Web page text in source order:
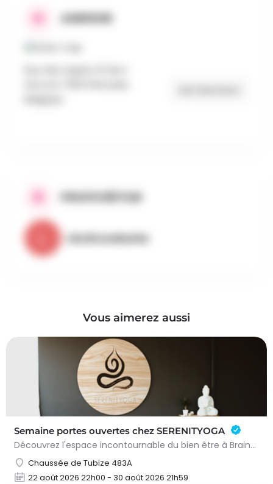
ADRESSE
PROPOSÉ PAR
Léa Brunebarbe
Vous aimerez aussi
Semaine portes ouvertes chez SERENITYOGA
Découvrez l'espace incontournable du bien être à Braine L'alleud!Du 23 au 30 aout 2026 nous proposons un Pass…
Chaussée de Tubize 483A
22 août 2026 22h00 - 30 août 2026 21h59